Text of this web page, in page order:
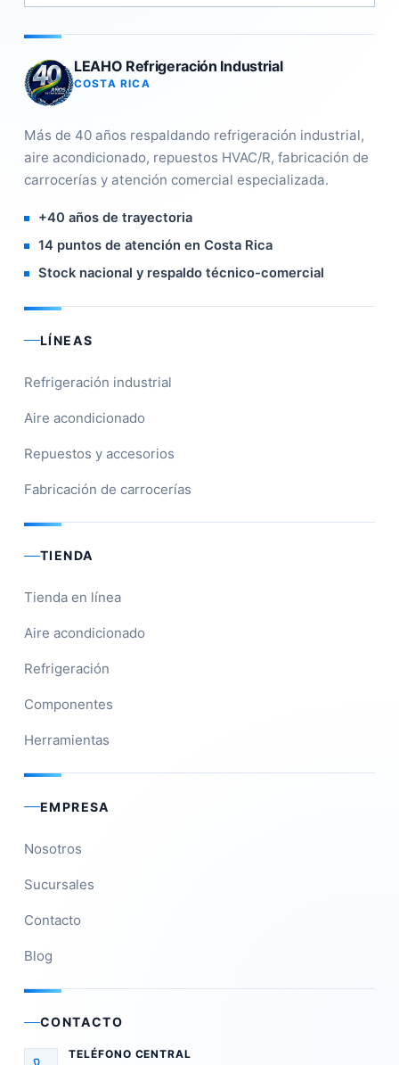
LEAHO Refrigeración Industrial
COSTA RICA
Más de 40 años respaldando refrigeración industrial,
aire acondicionado, repuestos HVAC/R, fabricación de
carrocerías y atención comercial especializada.
+40 años de trayectoria
14 puntos de atención en Costa Rica
Stock nacional y respaldo técnico-comercial
LÍNEAS
Refrigeración industrial
Aire acondicionado
Repuestos y accesorios
Fabricación de carrocerías
TIENDA
Tienda en línea
Aire acondicionado
Refrigeración
Componentes
Herramientas
EMPRESA
Nosotros
Sucursales
Contacto
Blog
CONTACTO
TELÉFONO CENTRAL